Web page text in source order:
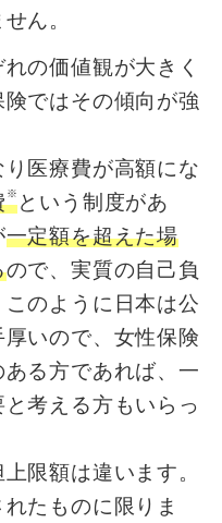
ん。
の価値観が大きく
ではその傾向が強
医療費が高額にな
※ という制度があ
一定額を超えた場
ので、実質の自己負
のように日本は公
いので、女性保険
る方であれば、一
考える方もいらっ
限額は違います。
たものに限りま